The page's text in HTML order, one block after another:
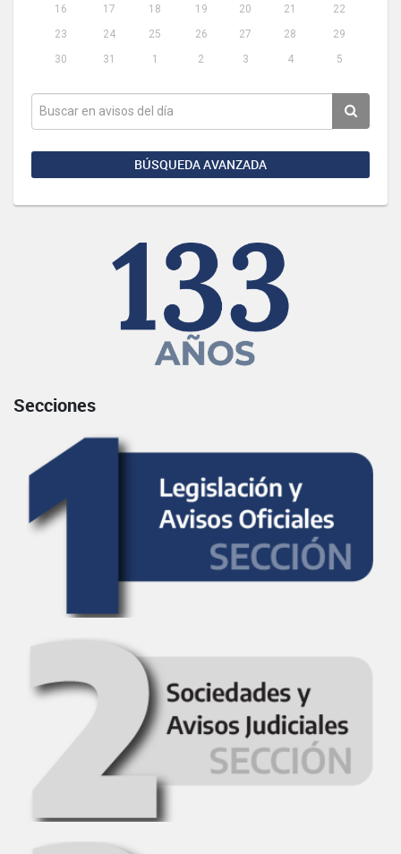
16
17 18 19 20 21
22
23
24 25 26 27 28
29
30
31 1 2 3 4 5
BÚSQUEDA AVANZADA
Secciones